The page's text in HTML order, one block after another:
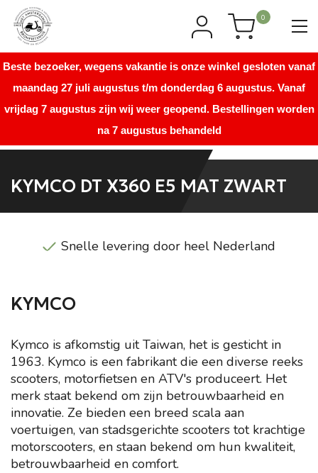
Beste bezoeker, wegens vakantie is onze winkel gesloten vanaf
maandag 27 juli augustus t/m donderdag 6 augustus. Vanaf
vrijdag 7 augustus zijn wij weer geopend. Bestellingen worden
na 7 augustus behandeld
0
KYMCO DT X360 E5 MAT ZWART
Snelle levering door heel Nederland
KYMCO
Kymco is afkomstig uit Taiwan, het is gesticht in
1963. Kymco is een fabrikant die een diverse reeks
scooters, motorfietsen en ATV's produceert. Het
merk staat bekend om zijn betrouwbaarheid en
innovatie. Ze bieden een breed scala aan
voertuigen, van stadsgerichte scooters tot krachtige
motorscooters, en staan bekend om hun kwaliteit,
betrouwbaarheid en comfort.